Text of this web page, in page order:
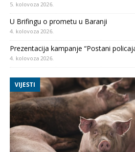
5. kolovoza 2026.
U Brifingu o prometu u Baranji
4. kolovoza 2026.
Prezentacija kampanje “Postani
4. kolovoza 2026.
VIJESTI